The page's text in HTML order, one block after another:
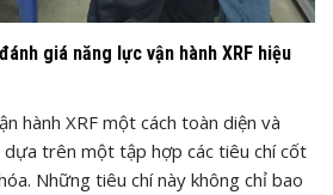
giá năng lực vận hành XRF hiệu
hành XRF một cách toàn diện và
dựa trên một tập hợp các tiêu chí cốt
Những tiêu chí này không chỉ bao